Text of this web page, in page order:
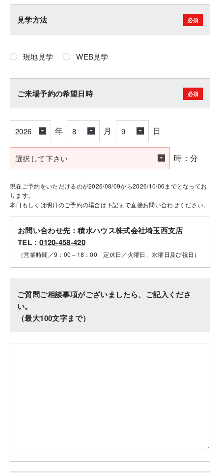
見学方法
現地見学 WEB見学
ご来場予約の希望日時
年 月 日
時：分
現在ご予約をいただけるのが2026/08/09から2026/10/06までとなってお
ります。
本日もしくは明日のご予約の場合は下記まで直接お問い合わせください。
お問い合わせ先：積水ハウス株式会社埼玉西支店
TEL：0120-458-420
（営業時間／9：00～18：00 定休日／火曜日、水曜日及び祝日）
ご質問ご相談事項がございましたら、ご記入くださ
い。
（最大100文字まで）